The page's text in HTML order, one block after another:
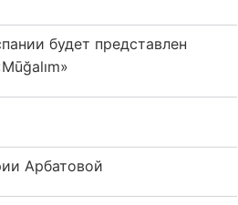
будет представлен
Арбатовой